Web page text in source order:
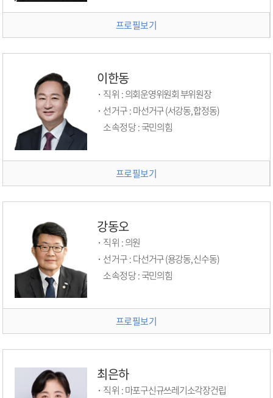
프로필보기
이한동
직위 :의회운영위원회 부위원장
선거구 :
마선거구 (서강동, 합정동)
소속정당 :국민의힘
프로필보기
강동오
직위 :의원
선거구 :
다선거구 (용강동, 신수동)
소속정당 :국민의힘
프로필보기
최은하
직위 :마포구신규쓰레기소각장건립